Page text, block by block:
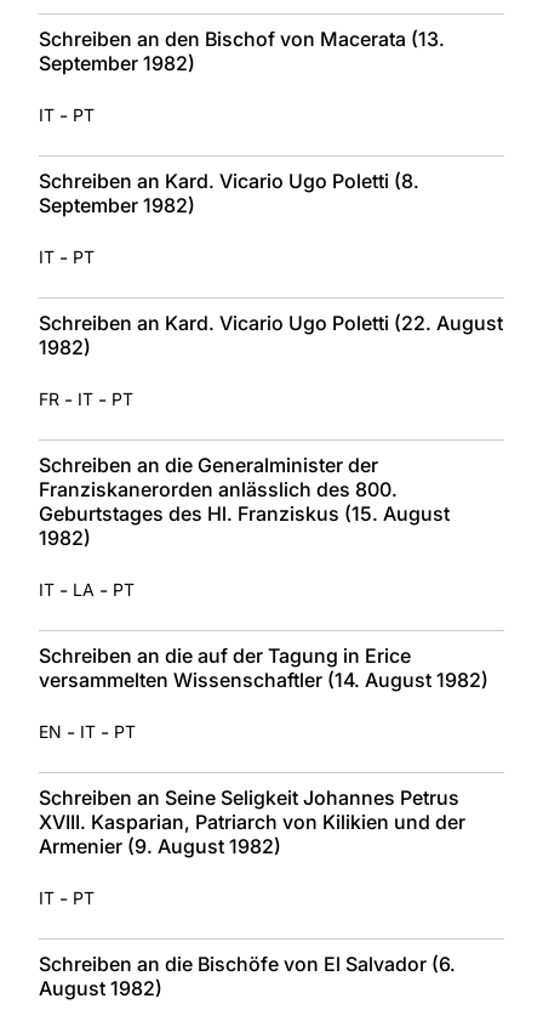
Schreiben an den Bischof von Macerata (13.
September 1982)
IT - PT
Schreiben an Kard. Vicario Ugo Poletti (8.
September 1982)
IT - PT
Schreiben an Kard. Vicario Ugo Poletti (22. August
1982)
FR - IT - PT
Schreiben an die Generalminister der
Franziskanerorden anlässlich des 800.
Geburtstages des Hl. Franziskus (15. August
1982)
IT - LA - PT
Schreiben an die auf der Tagung in Erice
versammelten Wissenschaftler (14. August 1982)
EN - IT - PT
Schreiben an Seine Seligkeit Johannes Petrus
XVIII. Kasparian, Patriarch von Kilikien und der
Armenier (9. August 1982)
IT - PT
Schreiben an die Bischöfe von El Salvador (6.
August 1982)